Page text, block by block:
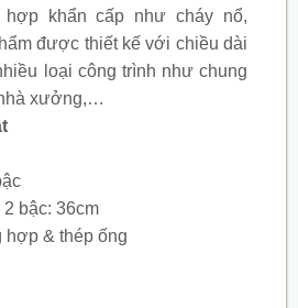
khẩn cấp như cháy nổ,
được thiết kế với chiều dài
loại công trình như chung
xưởng,…
bậc: 36cm
hợp & thép ống